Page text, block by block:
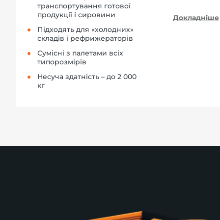
транспортування готової
продукції і сировини
Підходять для «холодних»
складів і рефрижераторів
Сумісні з палетами всіх
типорозмірів
Несуча здатність – до 2 000
кг
Докладніше